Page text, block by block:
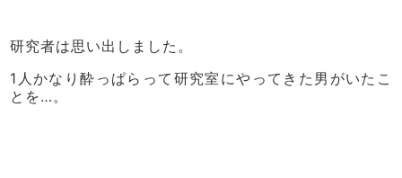
研究者は思い出しました。
1人かなり酔っぱらって研究室にやってきた男がいたこ
とを…。